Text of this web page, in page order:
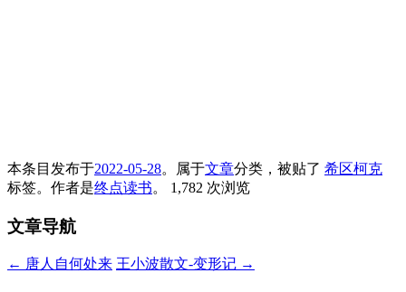
本条目发布于2022-05-28。属于文章分类，被贴了 希区柯克
标签。 作者是终点读书。 1,782 次浏览
文章导航
← 唐人自何处来 王小波散文-变形记 →